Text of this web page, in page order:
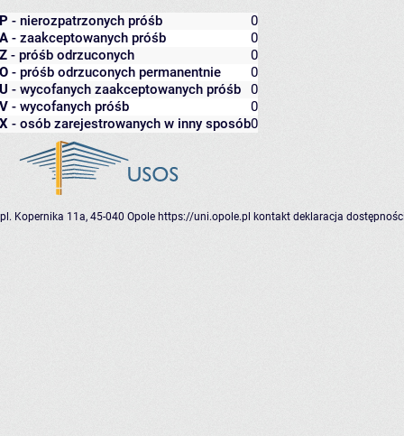
P - nierozpatrzonych próśb
0
A - zaakceptowanych próśb
0
Z - próśb odrzuconych
0
O - próśb odrzuconych permanentnie
0
U - wycofanych zaakceptowanych próśb
0
V - wycofanych próśb
0
X - osób zarejestrowanych w inny sposób0
pl. Kopernika 11a, 45-040 Opole https://uni.opole.pl kontakt deklaracja